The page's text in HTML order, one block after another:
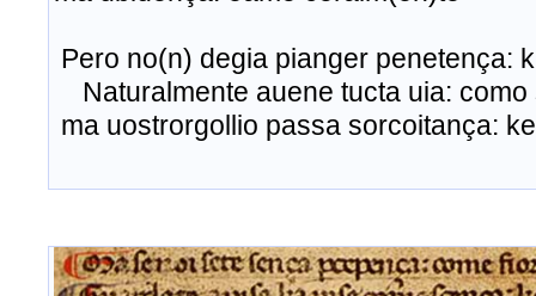
Pero no(n) degia pianger penetença:
Naturalmente auene tucta uia:
ma uostrorgollio passa sorcoitança: